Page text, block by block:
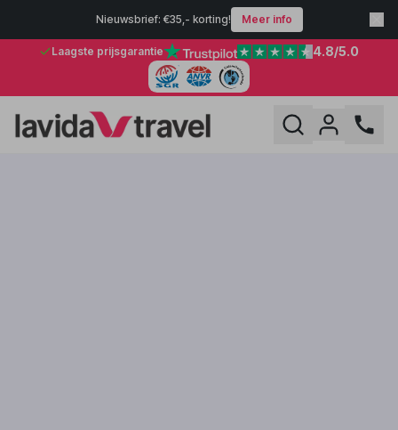
Nieuwsbrief: €35,- korting! Meer info
Laagste prijsgarantie 4.8/5.0